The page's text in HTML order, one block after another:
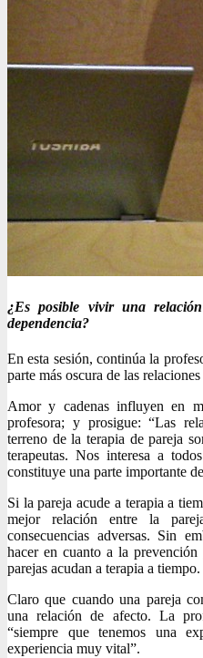
¿Es posible vivir una
dependencia?
En esta sesión, continúa la
parte más oscura de las
Amor y cadenas influyen en
profesora; y prosigue: “Las
terreno de la terapia de pareja
terapeutas. Nos interesa a
constituye una parte importante
Si la pareja acude a terapia a
mejor relación entre la
consecuencias adversas. Sin
hacer en cuanto a la
parejas acudan a terapia a tiempo.
Claro que cuando una pareja
una relación de afecto. La
“siempre que tenemos una
experiencia muy vital”.